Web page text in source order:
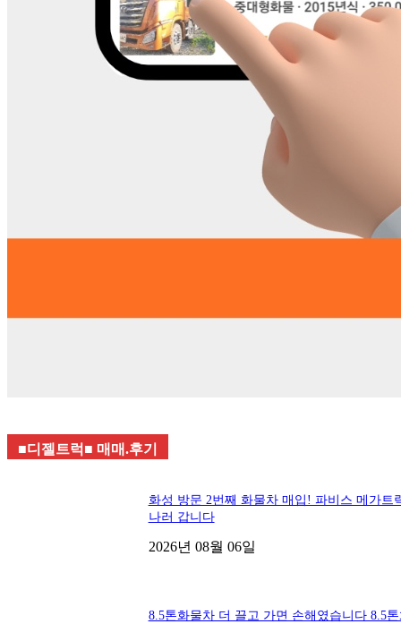
■디젤트럭■ 매매.후기
화성 방문 2번째 화물차 매입! 파비스 메가트
나러 갑니다
2026년 08월 06일
8.5톤화물차 더 끌고 가면 손해였습니다 8.5